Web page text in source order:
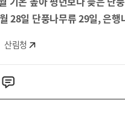
28일 단풍나무류 29일, 은행
산림청